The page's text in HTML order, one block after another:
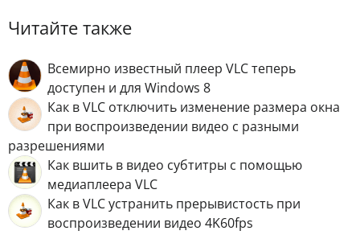
Читайте также
Всемирно известный плеер VLC теперь
доступен и для Windows 8
Как в VLC отключить изменение размера окна
при воспроизведении видео с разными
разрешениями
Как вшить в видео субтитры с помощью
медиаплеера VLC
Как в VLC устранить прерывистость при
воспроизведении видео 4K60fps